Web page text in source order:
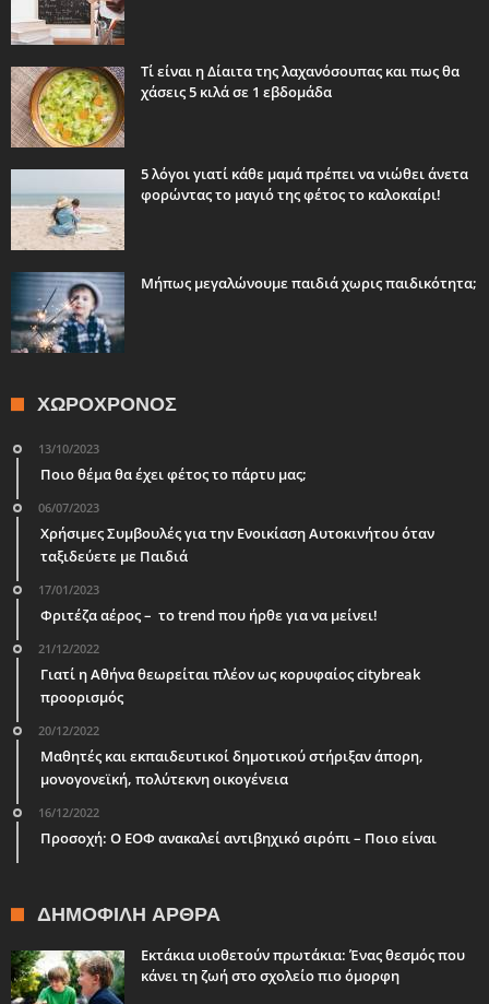
Τί είναι η Δίαιτα της λαχανόσουπας και πως θα
χάσεις 5 κιλά σε 1 εβδομάδα
5 λόγοι γιατί κάθε μαμά πρέπει να νιώθει άνετα
φορώντας το μαγιό της φέτος το καλοκαίρι!
Μήπως μεγαλώνουμε παιδιά χωρις παιδικότητα;
ΧΩΡΟΧΡΌΝΟΣ
13/10/2023
Ποιο θέμα θα έχει φέτος το πάρτυ μας;
06/07/2023
Χρήσιμες Συμβουλές για την Ενοικίαση Αυτοκινήτου όταν
ταξιδεύετε με Παιδιά
17/01/2023
Φριτέζα αέρος – το trend που ήρθε για να μείνει!
21/12/2022
Γιατί η Αθήνα θεωρείται πλέον ως κορυφαίος citybreak
προορισμός
20/12/2022
Μαθητές και εκπαιδευτικοί δημοτικού στήριξαν άπορη,
μονογονεϊκή, πολύτεκνη οικογένεια
16/12/2022
Προσοχή: Ο ΕΟΦ ανακαλεί αντιβηχικό σιρόπι – Ποιο είναι
ΔΗΜΟΦΙΛΉ ΆΡΘΡΑ
Εκτάκια υιοθετούν πρωτάκια: Ένας θεσμός που
κάνει τη ζωή στο σχολείο πιο όμορφη